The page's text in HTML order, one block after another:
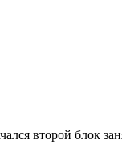
второй блок